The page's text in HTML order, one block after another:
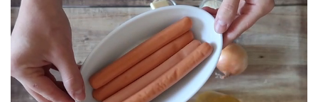
Connexion